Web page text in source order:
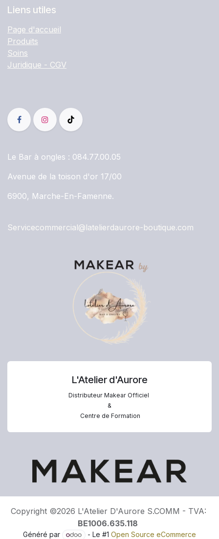
Liens utiles
Page d'accueil
Produits
Soins
Juridique - CGV
Le Bar à ongles : 084.77.00.05
Avenue de la toison d'or 17/00
6900, Marche-En-Famenne.
Servicecommercial@latelierdaurore-boutique.com
L'Atelier d'Aurore
Distributeur Makear Officiel
&
Centre de Formation
Copyright ©2026 L'Atelier D'Aurore S.COMM - TVA:
BE1006.635.118
Généré par - Le #1Open Source eCommerce